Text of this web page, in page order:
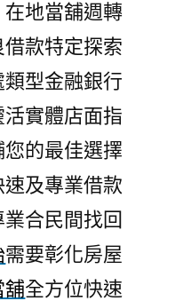
地當舖週轉
款特定探索
型金融銀行
實體店面指
的最佳選擇
及專業借款
合民間找回
需要彰化房屋
舖全方位快速